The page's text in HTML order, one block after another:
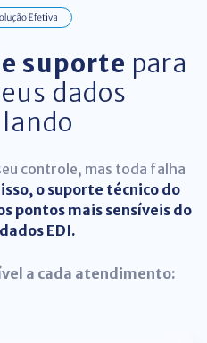
suporte para
dados
controle, mas toda falha
isso, o suporte técnico do
pontos mais sensíveis do
EDI.
a cada atendimento: